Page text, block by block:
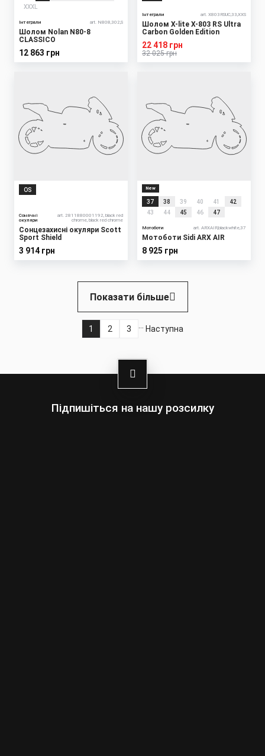
XXXL
Інтеграли art. N808,302,S
Шолом Nolan N80-8
CLASSICO
12 863 грн
Інтеграли art. X803RSUC,33,XXS
Шолом X-lite X-803 RS Ultra
Carbon Golden Edition
32 025 грн
22 418 грн
OS
Сонячні
окуляри
art. 2811880001192, black red
chrome, black red chrome
Сонцезахисні окуляри Scott
Sport Shield
3 914 грн
New
37 38 39 40 41
42
43
44 45 46 47
Мотоботи art. ARXAIR,blackwhite,37
Мотоботи Sidi ARX AIR
8 925 грн
Показати більше
Поточна
1
Page
2
Page
3
Наступна
Наступна
Підпишіться на нашу розсилку